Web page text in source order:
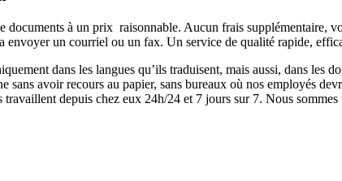
à un prix raisonnable. Aucun frais supplémentaire,
envoyer un courriel ou un fax. Un service de qualité rapide,
dans les langues qu’ils traduisent, mais aussi, dans les
sans avoir recours au papier, sans bureaux où nos employés
depuis chez eux 24h/24 et 7 jours sur 7. Nous